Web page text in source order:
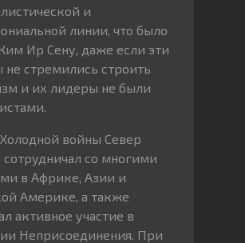
и
линии, что было
Ир Сену, даже если эти
стремились строить
и их лидеры не были
войны Север
сотрудничал со многими
в Африке, Азии и
Америке, а также
активное участие в
Неприсоединения. При